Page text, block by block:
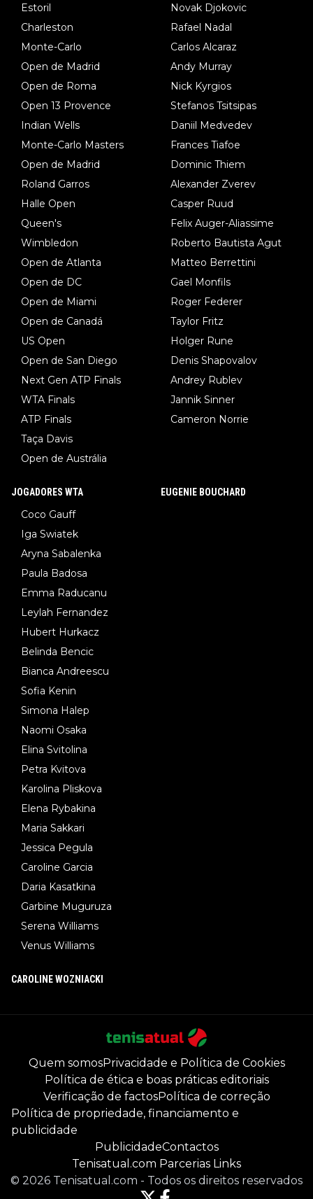
Estoril
Charleston
Monte-Carlo
Open de Madrid
Open de Roma
Open 13 Provence
Indian Wells
Monte-Carlo Masters
Open de Madrid
Roland Garros
Halle Open
Queen's
Wimbledon
Open de Atlanta
Open de DC
Open de Miami
Open de Canadá
US Open
Open de San Diego
Next Gen ATP Finals
WTA Finals
ATP Finals
Taça Davis
Open de Austrália
Novak Djokovic
Rafael Nadal
Carlos Alcaraz
Andy Murray
Nick Kyrgios
Stefanos Tsitsipas
Daniil Medvedev
Frances Tiafoe
Dominic Thiem
Alexander Zverev
Casper Ruud
Felix Auger-Aliassime
Roberto Bautista Agut
Matteo Berrettini
Gael Monfils
Roger Federer
Taylor Fritz
Holger Rune
Denis Shapovalov
Andrey Rublev
Jannik Sinner
Cameron Norrie
JOGADORES WTA
Coco Gauff
Iga Swiatek
Aryna Sabalenka
Paula Badosa
Emma Raducanu
Leylah Fernandez
Hubert Hurkacz
Belinda Bencic
Bianca Andreescu
Sofia Kenin
Simona Halep
Naomi Osaka
Elina Svitolina
Petra Kvitova
Karolina Pliskova
Elena Rybakina
Maria Sakkari
Jessica Pegula
Caroline Garcia
Daria Kasatkina
Garbine Muguruza
Serena Williams
Venus Williams
EUGENIE BOUCHARD
CAROLINE WOZNIACKI
Quem somosPrivacidade e Política de Cookies
Política de ética e boas práticas editoriais
Verificação de factosPolítica de correção
Política de propriedade, financiamento e
publicidade
PublicidadeContactos
Tenisatual.com Parcerias Links
© 2026 Tenisatual.com - Todos os direitos reservados